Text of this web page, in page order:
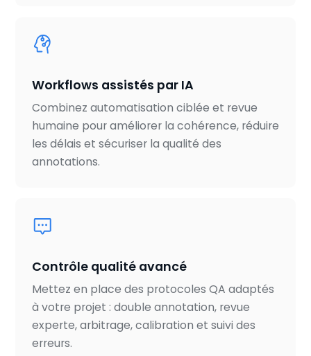
Workflows assistés par IA
Combinez automatisation ciblée et revue
humaine pour améliorer la cohérence, réduire
les délais et sécuriser la qualité des
annotations.
Contrôle qualité avancé
Mettez en place des protocoles QA adaptés
à votre projet : double annotation, revue
experte, arbitrage, calibration et suivi des
erreurs.